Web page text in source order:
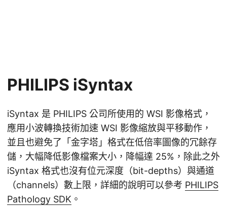
PHILIPS iSyntax
iSyntax 是 PHILIPS 公司所使用的 WSI 影像格式，
應用小波轉換技術加速 WSI 影像縮放與平移動作，
並且也避免了「金字塔」格式在低倍率圖像的冗餘存
儲，大幅降低影像檔案大小，降幅達 25%，除此之外
iSyntax 格式也沒有位元深度（bit-depths）與通道
（channels）數上限，詳細的說明可以參考 PHILIPS
Pathology SDK 。